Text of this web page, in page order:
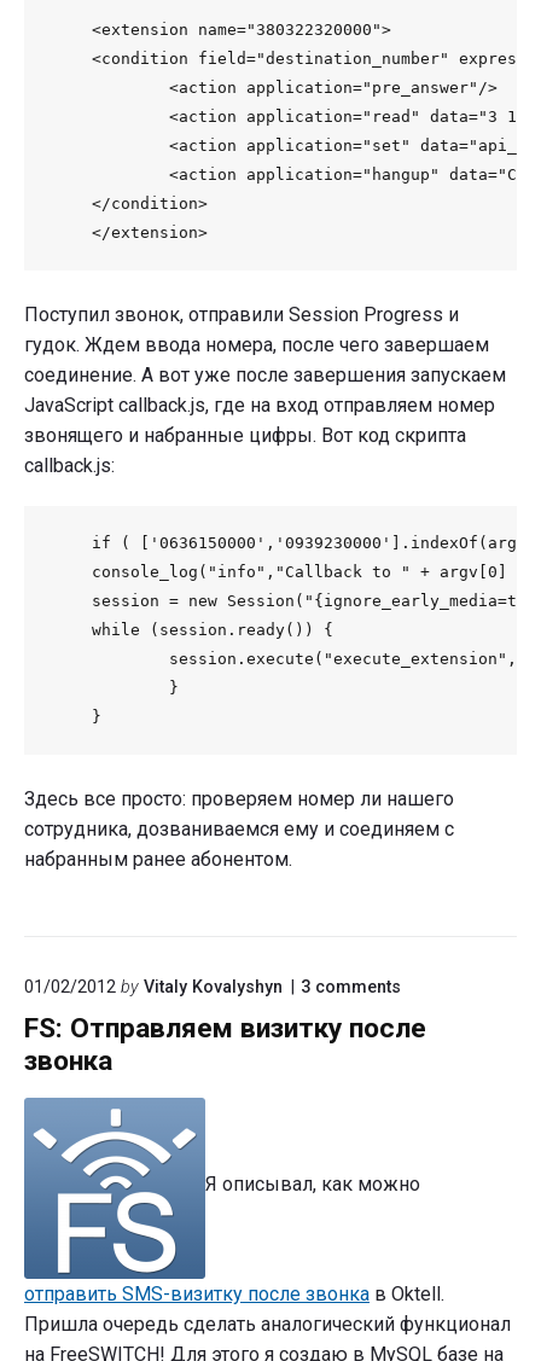
    <extension name="380322320000">
<condition field="destination_number"
            <action application="pre_answer"/>
<action application="read" data="3 12
<action application="set"
<action application="hangup"
    </condition>
Поступил звонок, отправили Session Progress и
гудок. Ждем ввода номера, после чего завершаем
соединение. А вот уже после завершения запускаем
JavaScript callback.js, где на вход отправляем номер
звонящего и набранные цифры. Вот код скрипта
callback.js:
if (
console_log("info","Callback to " + argv[0] +
session = new
    while (session.ready()) {
session.execute("execute_extension",
            }
Здесь все просто: проверяем номер ли нашего
сотрудника, дозваниваемся ему и соединяем с
набранным ранее абонентом.
01/02/2012 by Vitaly Kovalyshyn 3 comments
Отправляем
FS: Отправляем визитку после
звонка
Я описывал, как можно
отправить SMS-визитку после звонка в Oktell.
Пришла очередь сделать аналогический функционал
на FreeSWITCH! Для этого я создаю в MySQL базе на